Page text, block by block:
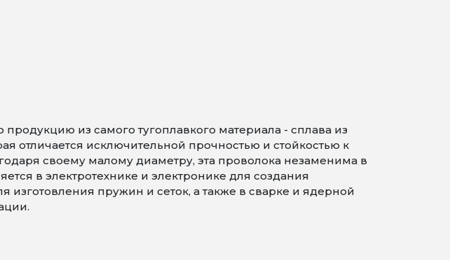
из самого тугоплавкого материала - сплава из
отличается исключительной прочностью и стойкостью к
своему малому диаметру, эта проволока незаменима в
в электротехнике и электронике для создания
изготовления пружин и сеток, а также в сварке и ядерной